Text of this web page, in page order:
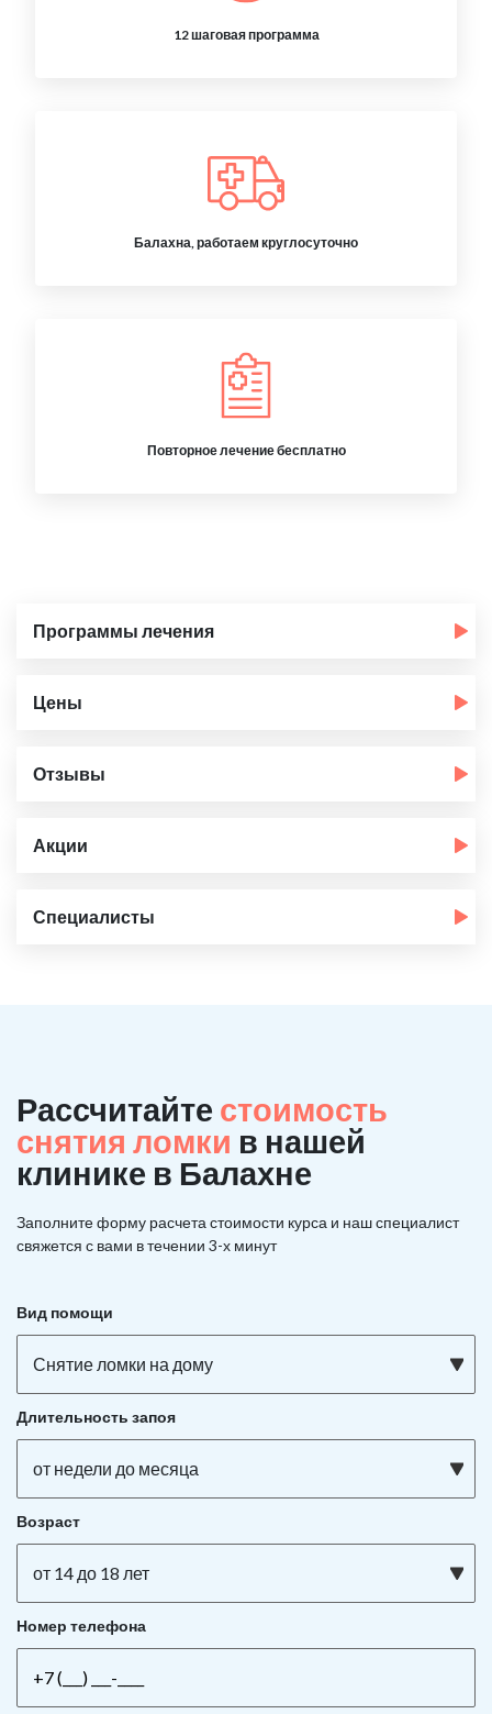
12 шаговая программа
Балахна, работаем круглосуточно
Повторное лечение бесплатно
Программы лечения
Цены
Отзывы
Акции
Специалисты
Рассчитайте стоимость
снятия ломки в нашей
клинике в Балахне
Заполните форму расчета стоимости курса и наш специалист
свяжется с вами в течении 3-х минут
Вид помощи
Снятие ломки на дому
Длительность запоя
от недели до месяца
Возраст
от 14 до 18 лет
Номер телефона